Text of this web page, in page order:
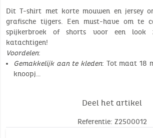
Dit T-shirt met korte mouwen en jersey
grafische tijgers. Een must-have om te
spijkerbroek of shorts voor een
katachtigen!
Voordelen:
Gemakkelijk aan te kleden: Tot maat 18
knoopj…
Deel het artikel
Referentie: Z2500012